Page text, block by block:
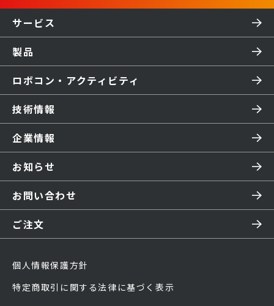
サービス
製品
ロボコン・アクティビティ
技術情報
企業情報
お知らせ
お問い合わせ
ご注文
個人情報保護方針
特定商取引に関する法律に基づく表示